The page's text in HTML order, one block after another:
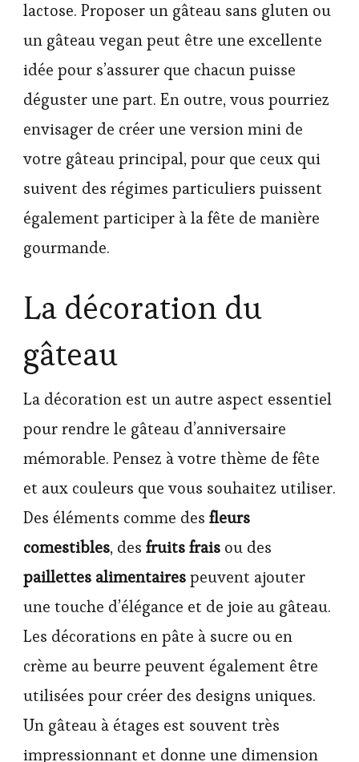
lactose. Proposer un gâteau sans gluten ou
un gâteau vegan peut être une excellente
idée pour s’assurer que chacun puisse
déguster une part. En outre, vous pourriez
envisager de créer une version mini de
votre gâteau principal, pour que ceux qui
suivent des régimes particuliers puissent
également participer à la fête de manière
gourmande.
La décoration du
gâteau
La décoration est un autre aspect essentiel
pour rendre le gâteau d’anniversaire
mémorable. Pensez à votre thème de fête
et aux couleurs que vous souhaitez utiliser.
Des éléments comme des fleurs
comestibles, des fruits frais ou des
paillettes alimentairespeuvent ajouter
une touche d’élégance et de joie au gâteau.
Les décorations en pâte à sucre ou en
crème au beurre peuvent également être
utilisées pour créer des designs uniques.
Un gâteau à étages est souvent très
impressionnant et donne une dimension